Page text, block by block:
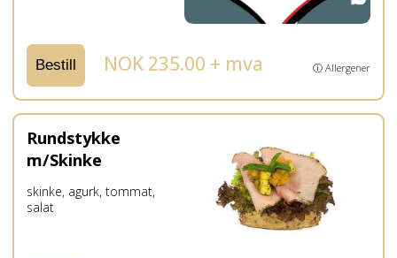
Bestill NOK 235.00 + mva ⓘ Allergener
Rundstykke
m/Skinke
skinke, agurk, tommat,
salat